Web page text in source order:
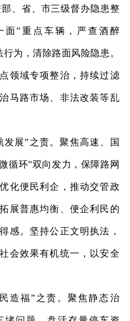
、省、市三级督办隐患整
面”重点车辆，严查酒醉
为，清除路面风险隐患。
领域专项整治，持续过滤
马路市场、非法改装等乱
发展”之责。聚焦高速、国
循环”双向发力，保障路网
化便民利企，推动交管政
展普惠均衡、便企利民的
感。坚持公正文明执法，
会效果有机统一，以安全
造福”之责。聚焦静态治